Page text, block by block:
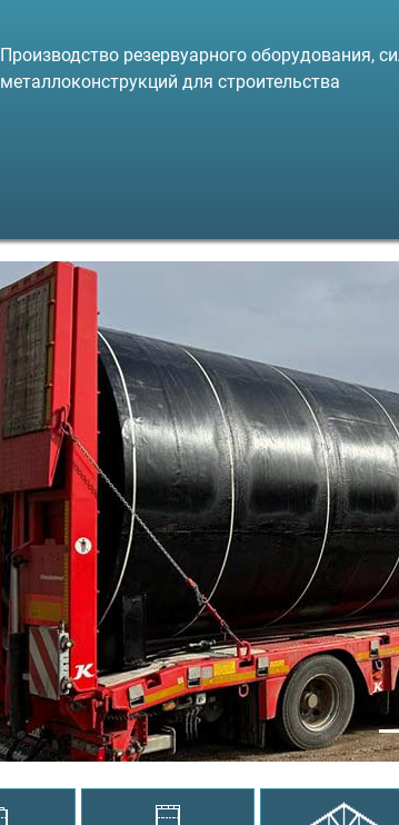
Производство резервуарного оборудования,
металлоконструкций для строительства